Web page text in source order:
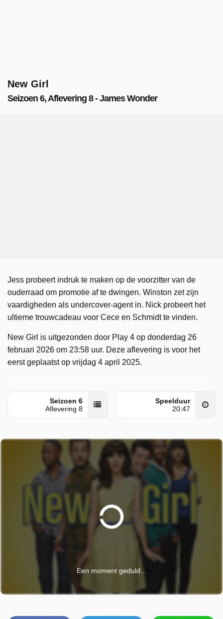
New Girl
Seizoen 6, Aflevering 8 - James Wonder
Jess probeert indruk te maken op de voorzitter van de
ouderraad om promotie af te dwingen. Winston zet zijn
vaardigheden als undercover-agent in. Nick probeert het
ultieme trouwcadeau voor Cece en Schmidt te vinden.
New Girl is uitgezonden door Play 4 op donderdag 26
februari 2026 om 23:58 uur. Deze aflevering is voor het
eerst geplaatst op vrijdag 4 april 2025.
Seizoen 6
Aflevering 8
Speelduur
20:47
Een moment geduld...